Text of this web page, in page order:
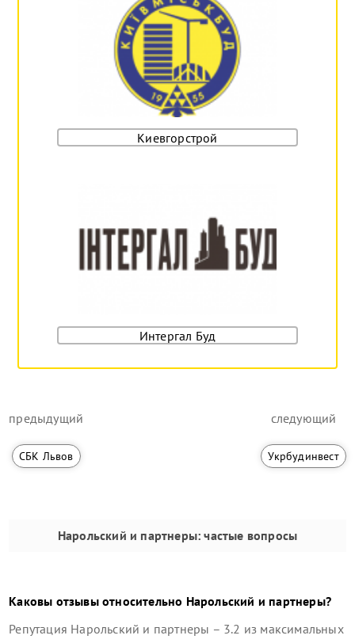
Киевгорстрой
Интергал Буд
предыдущий
СБК Львов
следующий
Укрбудинвест
Нарольский и партнеры: частые вопросы
Каковы отзывы относительно Нарольский и партнеры?
Репутация Нарольский и партнеры – 3.2 из максимальных